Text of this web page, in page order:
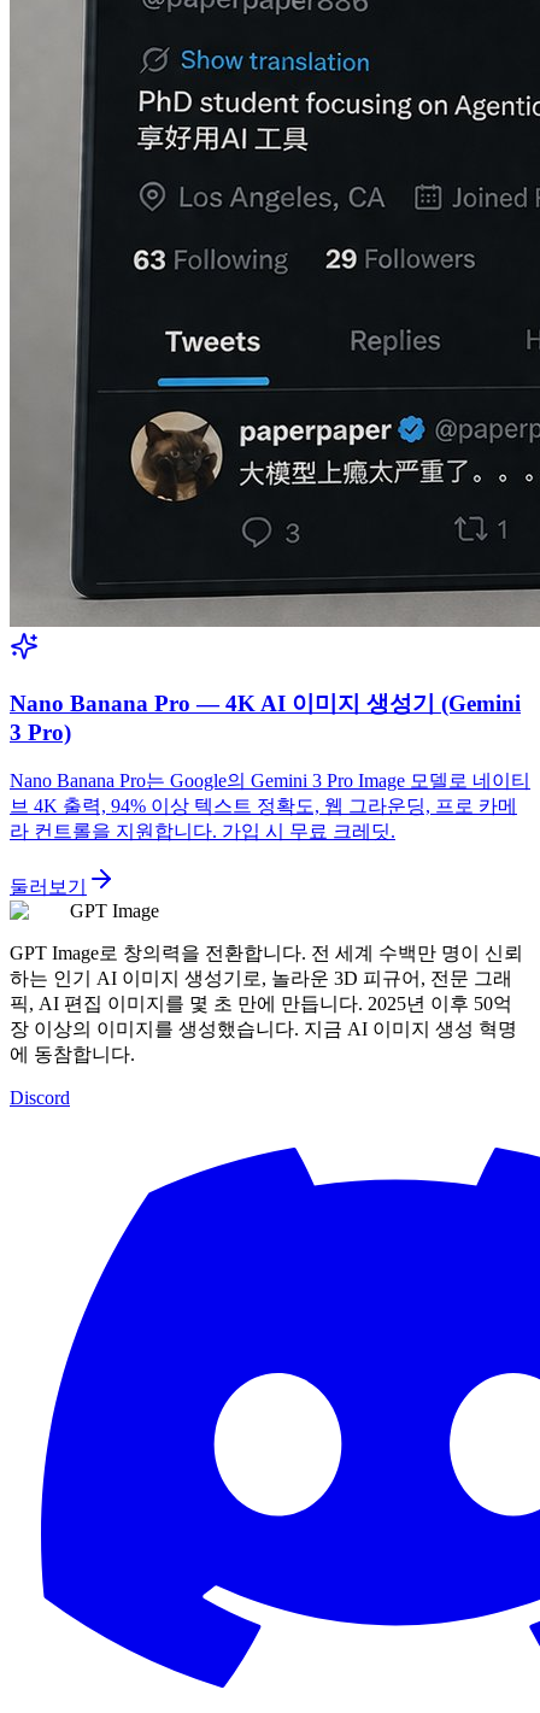
Nano Banana Pro — 4K AI 이미지 생성기 (Gemini
3 Pro)
Nano Banana Pro는 Google의 Gemini 3 Pro Image 모델로 네이티
브 4K 출력, 94% 이상 텍스트 정확도, 웹 그라운딩, 프로 카메
라 컨트롤을 지원합니다. 가입 시 무료 크레딧.
둘러보기
GPT Image
GPT Image로 창의력을 전환합니다. 전 세계 수백만 명이 신뢰
하는 인기 AI 이미지 생성기로, 놀라운 3D 피규어, 전문 그래
픽, AI 편집 이미지를 몇 초 만에 만듭니다. 2025년 이후 50억
장 이상의 이미지를 생성했습니다. 지금 AI 이미지 생성 혁명
에 동참합니다.
Discord